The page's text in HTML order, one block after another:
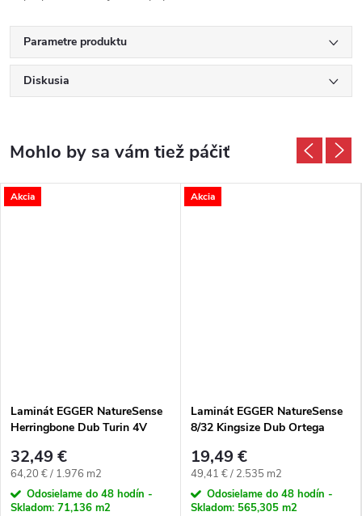
Parametre produktu
Diskusia
Akcia
Laminát EGGER NatureSense
Herringbone Dub Turin 4V
32,49 €
Jednotková cena:
64,20 € / 1.976 m2
Odosielame do 48 hodín -
Skladom: 71,136 m2
Akcia
Laminát EGGER NatureSense
8/32 Kingsize Dub Ortega
19,49 €
Jednotková cena:
49,41 € / 2.535 m2
Odosielame do 48 hodín -
Skladom: 565,305 m2